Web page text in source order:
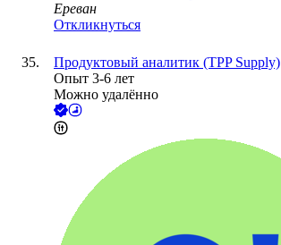
Ереван
Откликнуться
Продуктовый аналитик (TPP Supply)
Опыт 3-6 лет
Можно удалённо